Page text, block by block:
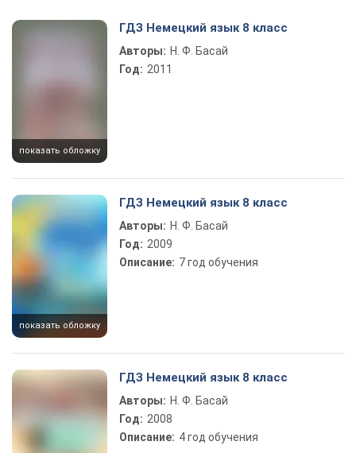
показать обложку
ГДЗ Немецкий язык 8 класс
Авторы: Н. Ф. Басай
Год: 2011
показать обложку
ГДЗ Немецкий язык 8 класс
Авторы: Н. Ф. Басай
Год: 2009
Описание: 7 год обучения
ГДЗ Немецкий язык 8 класс
Авторы: Н. Ф. Басай
Год: 2008
Описание: 4 год обучения